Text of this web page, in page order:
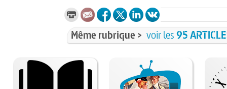
Même rubrique > voir les95